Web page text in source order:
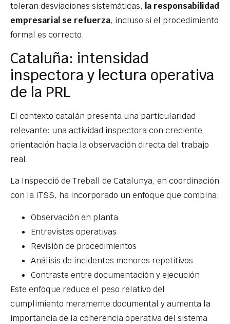
toleran desviaciones sistemáticas, la responsabilidad
empresarial se refuerza, incluso si el procedimiento
formal es correcto.
Cataluña: intensidad
inspectora y lectura operativa
de la PRL
El contexto catalán presenta una particularidad
relevante: una actividad inspectora con creciente
orientación hacia la observación directa del trabajo
real.
La Inspecció de Treball de Catalunya, en coordinación
con la ITSS, ha incorporado un enfoque que combina:
Observación en planta
Entrevistas operativas
Revisión de procedimientos
Análisis de incidentes menores repetitivos
Contraste entre documentación y ejecución
Este enfoque reduce el peso relativo del
cumplimiento meramente documental y aumenta la
importancia de la coherencia operativa del sistema